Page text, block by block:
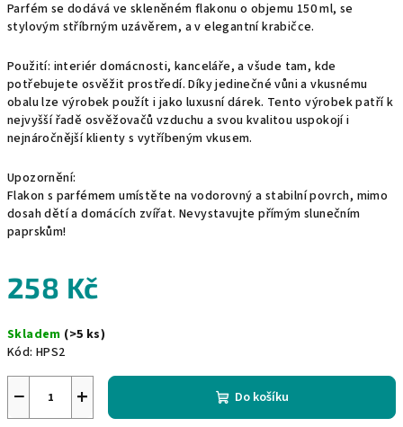
Parfém se dodává ve skleněném flakonu o objemu 150 ml, se
stylovým stříbrným uzávěrem, a v elegantní krabičce.
Použití: interiér domácnosti, kanceláře, a všude tam, kde
potřebujete osvěžit prostředí. Díky jedinečné vůni a vkusnému
obalu lze výrobek použít i jako luxusní dárek. Tento výrobek patří k
nejvyšší řadě osvěžovačů vzduchu a svou kvalitou uspokojí i
nejnáročnější klienty s vytříbeným vkusem.
Upozornění:
Flakon s parfémem umístěte na vodorovný a stabilní povrch, mimo
dosah dětí a domácích zvířat. Nevystavujte přímým slunečním
paprskům!
258 Kč
cena:
Skladem (>5 ks)
Kód: HPS2
+
− Do košíku